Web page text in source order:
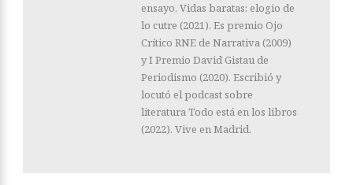
ensayo, Vidas baratas: elogio de
lo cutre (2021). Es premio Ojo
Crítico RNE de Narrativa (2009)
y I Premio David Gistau de
Periodismo (2020). Escribió y
locutó el podcast sobre
literatura Todo está en los libros
(2022). Vive en Madrid.